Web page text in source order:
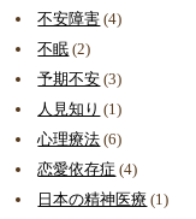
不安障害 (4)
不眠 (2)
予期不安 (3)
人見知り (1)
心理療法 (6)
恋愛依存症 (4)
日本の精神医療 (1)